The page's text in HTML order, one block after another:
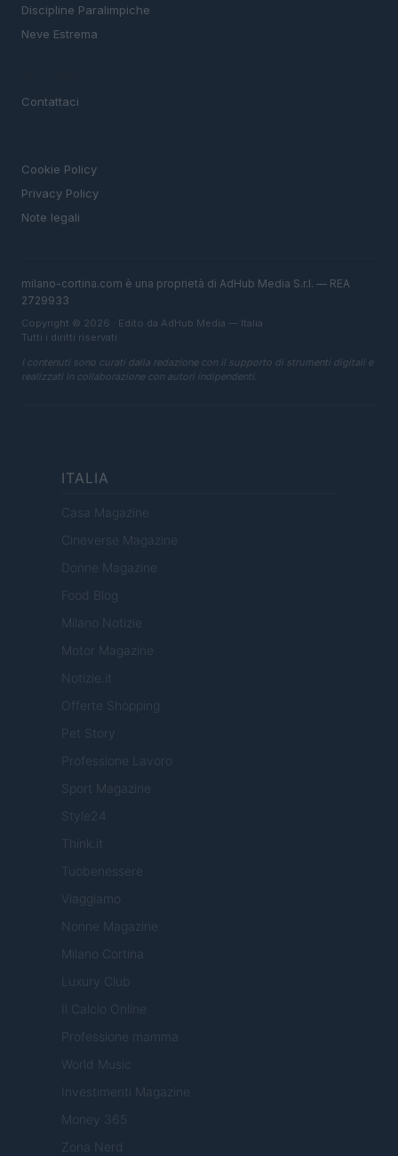
Discipline Paralimpiche
Neve Estrema
Contattaci
Cookie Policy
Privacy Policy
Note legali
milano-cortina.com è una proprietà di AdHub Media S.r.l. — REA
2729933
Copyright © 2026 · Edito da AdHub Media — Italia
Tutti i diritti riservati
I contenuti sono curati dalla redazione con il supporto di strumenti digitali e
realizzati in collaborazione con autori indipendenti.
ITALIA
Casa Magazine
Cineverse Magazine
Donne Magazine
Food Blog
Milano Notizie
Motor Magazine
Notizie.it
Offerte Shopping
Pet Story
Professione Lavoro
Sport Magazine
Style24
Think.it
Tuobenessere
Viaggiamo
Nonne Magazine
Milano Cortina
Luxury Club
Il Calcio Online
Professione mamma
World Music
Investimenti Magazine
Money 365
Zona Nerd